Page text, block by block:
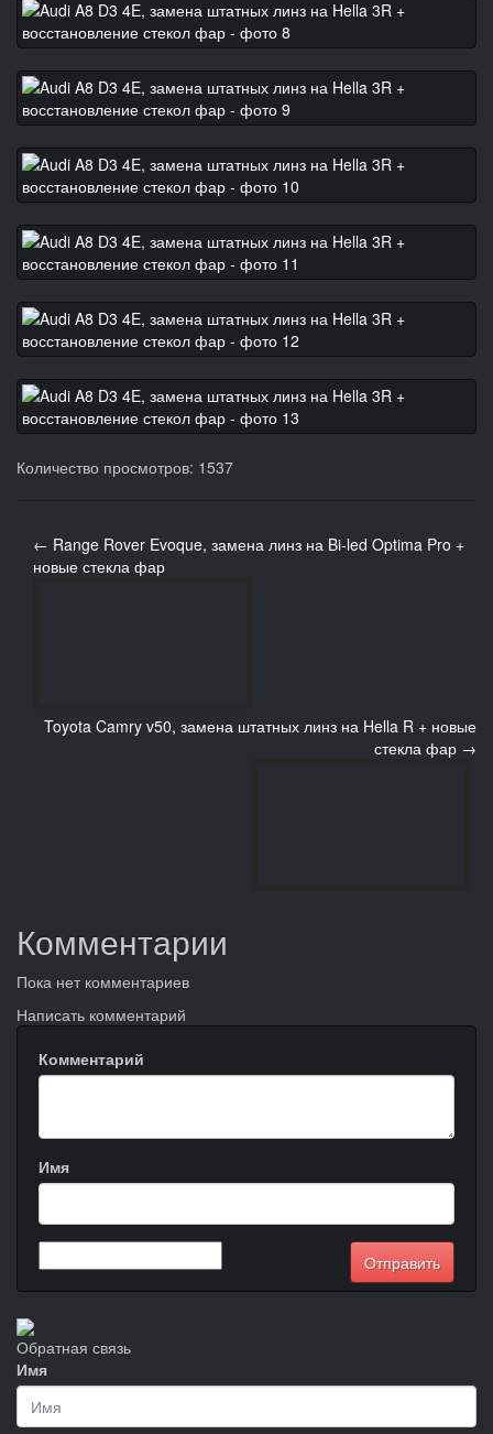
Количество просмотров: 1537
← Range Rover Evoque, замена линз на Bi-led Optima Pro +
новые стекла фар
Toyota Camry v50, замена штатных линз на Hella R + новые
стекла фар →
Комментарии
Пока нет комментариев
Написать комментарий
Комментарий
Имя
Обратная связь
Имя